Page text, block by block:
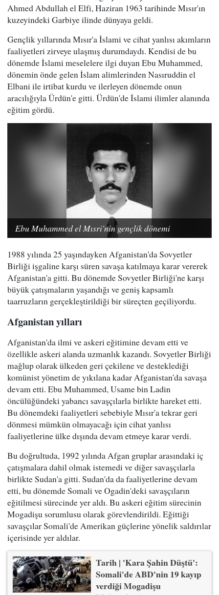
Ahmed Abdullah el Elfi, Haziran 1963 tarihinde Mısır'ın
kuzeyindeki Garbiye ilinde dünyaya geldi.
Gençlik yıllarında Mısır'a İslami ve cihat yanlısı akımların
faaliyetleri zirveye ulaşmış durumdaydı. Kendisi de bu
dönemde İslami meselelere ilgi duyan Ebu Muhammed,
dönemin önde gelen İslam alimlerinden Nasıruddin el
Elbani ile irtibat kurdu ve ilerleyen dönemde onun
aracılığıyla Ürdün'e gitti. Ürdün'de İslami ilimler alanında
eğitim gördü.
Ebu Muhammed el Mısri'nin gençlik dönemi
1988 yılında 25 yaşındayken Afganistan'da Sovyetler
Birliği işgaline karşı süren savaşa katılmaya karar vererek
Afganistan'a gitti. Bu dönemde Sovyetler Birliği'ne karşı
büyük çatışmaların yaşandığı ve geniş kapsamlı
taarruzların gerçekleştirildiği bir süreçten geçiliyordu.
Afganistan yılları
Afganistan'da ilmi ve askeri eğitimine devam etti ve
özellikle askeri alanda uzmanlık kazandı. Sovyetler Birliği
mağlup olarak ülkeden geri çekilene ve desteklediği
komünist yönetim de yıkılana kadar Afganistan'da savaşa
devam etti. Ebu Muhammed, Usame bin Ladin
öncülüğündeki yabancı savaşçılarla birlikte hareket etti.
Bu dönemdeki faaliyetleri sebebiyle Mısır'a tekrar geri
dönmesi mümkün olmayacağı için cihat yanlısı
faaliyetlerine ülke dışında devam etmeye karar verdi.
Bu doğrultuda, 1992 yılında Afgan gruplar arasındaki iç
çatışmalara dahil olmak istemedi ve diğer savaşçılarla
birlikte Sudan'a gitti. Sudan'da da faaliyetlerine devam
etti, bu dönemde Somali ve Ogadin'deki savaşçıların
eğitilmesi sürecinde yer aldı. Bu askeri eğitim sürecinin
Mogadişu sorumlusu olarak görevlendirildi. Eğittiği
savaşçılar Somali'de Amerikan güçlerine yönelik saldırılar
içerisinde yer aldılar.
Tarih | 'Kara Şahin Düştü':
Somali'de ABD'nin 19 kayıp
verdiği Mogadişu